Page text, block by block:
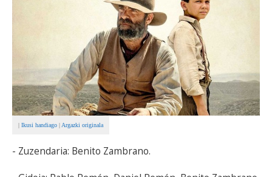
... AUKERA GEHIAGO
| Ikusi handiago |Argazki originala
- Zuzendaria: Benito Zambrano.